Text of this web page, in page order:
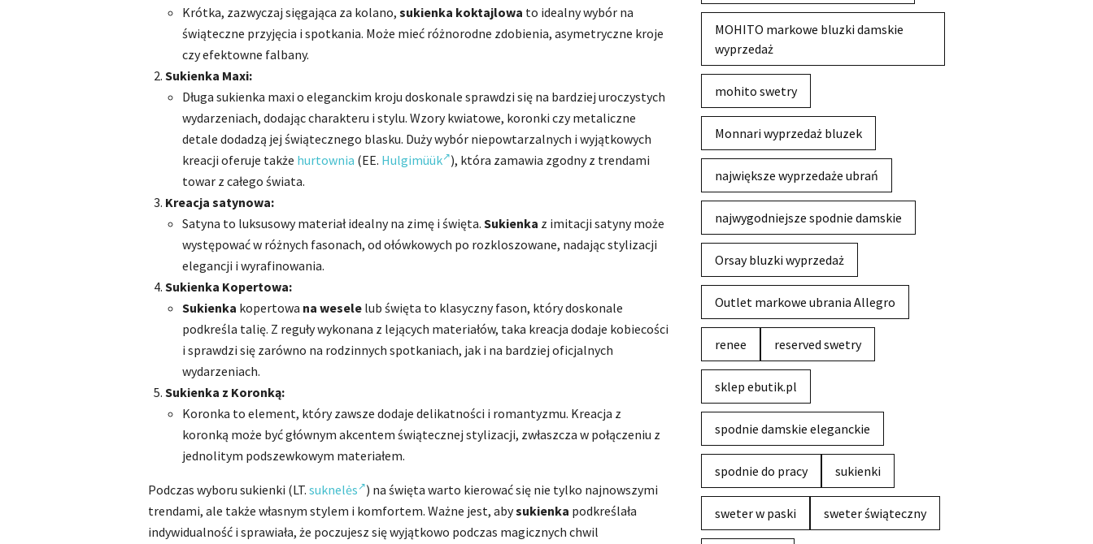
Krótka, zazwyczaj sięgająca za kolano, sukienka koktajlowa to idealny wybór na
świąteczne przyjęcia i spotkania. Może mieć różnorodne zdobienia, asymetryczne kroje
czy efektowne falbany.
Sukienka Maxi:
Długa sukienka maxi o eleganckim kroju doskonale sprawdzi się na bardziej uroczystych
wydarzeniach, dodając charakteru i stylu. Wzory kwiatowe, koronki czy metaliczne
detale dodadzą jej świątecznego blasku. Duży wybór niepowtarzalnych i wyjątkowych
kreacji oferuje także hurtownia (EE. Hulgimüük ), która zamawia zgodny z trendami
towar z całego świata.
Kreacja satynowa:
Satyna to luksusowy materiał idealny na zimę i święta. Sukienka z imitacji satyny może
występować w różnych fasonach, od ołówkowych po rozkloszowane, nadając stylizacji
elegancji i wyrafinowania.
Sukienka Kopertowa:
Sukienka kopertowa na wesele lub święta to klasyczny fason, który doskonale
podkreśla talię. Z reguły wykonana z lejących materiałów, taka kreacja dodaje kobiecości
i sprawdzi się zarówno na rodzinnych spotkaniach, jak i na bardziej oficjalnych
wydarzeniach.
Sukienka z Koronką:
Koronka to element, który zawsze dodaje delikatności i romantyzmu. Kreacja z
koronką może być głównym akcentem świątecznej stylizacji, zwłaszcza w połączeniu z
jednolitym podszewkowym materiałem.
Podczas wyboru sukienki (LT. suknelės ) na święta warto kierować się nie tylko najnowszymi
trendami, ale także własnym stylem i komfortem. Ważne jest, abysukienka podkreślała
indywidualność i sprawiała, że poczujesz się wyjątkowo podczas magicznych chwil
MOHITO markowe bluzki damskie
wyprzedaż
mohito swetry
Monnari wyprzedaż bluzek
największe wyprzedaże ubrań
najwygodniejsze spodnie damskie
Orsay bluzki wyprzedaż
Outlet markowe ubrania Allegro
renee reserved swetry
sklep ebutik.pl
spodnie damskie eleganckie
spodnie do pracy sukienki
sweter w paski sweter świąteczny